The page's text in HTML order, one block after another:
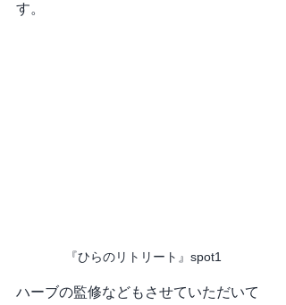
す。
『ひらのリトリート』spot1
ハーブの監修などもさせていただいて